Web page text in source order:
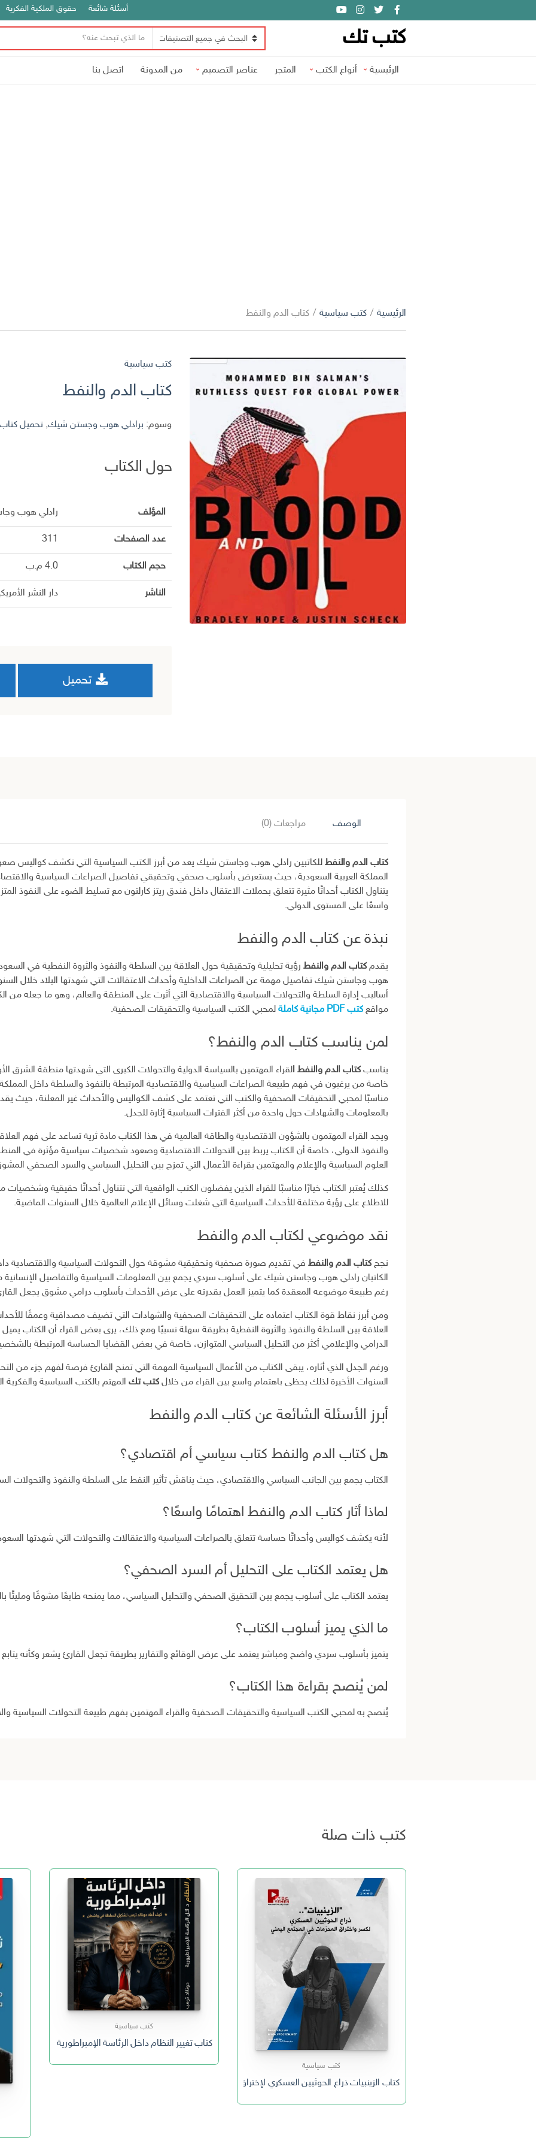
أسئلة شائعة حقوق الملكية الفكرية
كتب تك
ص
ل
الرئيسية أنواع الكتب المتجر عناصر التصميم من المدونة اتصل بنا
الرئيسية / كتب سياسية / كتاب الدم والنفط
كتب سياسية
كتاب الدم والنفط
وسوم: برادلي هوب وجستن شيك, تحميل
حول الكتاب
المؤلف رادلي هوب
عدد الصفحات 311
حجم الكتاب 4.0 م.ب
الناشر دار النشر
تحميل
الوصف مراجعات (0)
كتاب الدم والنفط للكاتبين رادلي هوب وجاستن شيك يعد من أبرز الكتب السياسية التي تكشف كواليس
المملكة العربية السعودية، حيث يستعرض بأسلوب صحفي وتحقيقي تفاصيل الصراعات السياسية
يتناول الكتاب أحداثًا مثيرة تتعلق بحملات الاعتقال داخل فندق ريتز كارلتون مع تسليط الضوء على النفوذ
واسعًا على المستوى الدولي.
نبذة عن كتاب الدم والنفط
يقدم كتاب الدم والنفط رؤية تحليلية وتحقيقية حول العلاقة بين السلطة والنفوذ والثروة النفطية في
هوب وجاستن شيك تفاصيل مهمة عن الصراعات الداخلية وأحداث الاعتقالات التي شهدتها البلاد خلال
أساليب إدارة السلطة والتحولات السياسية والاقتصادية التي أثرت على المنطقة والعالم، وهو ما جعله من
مواقع كتب PDF مجانية كاملة لمحبي الكتب السياسية والتحقيقات الصحفية.
لمن يناسب كتاب الدم والنفط؟
يناسب كتاب الدم والنفط القراء المهتمين بالسياسة الدولية والتحولات الكبرى التي شهدتها منطقة الشرق
خاصة من يرغبون في فهم طبيعة الصراعات السياسية والاقتصادية المرتبطة بالنفوذ والسلطة داخل المملكة
مناسبًا لمحبي التحقيقات الصحفية والكتب التي تعتمد على كشف الكواليس والأحداث غير المعلنة، حيث
بالمعلومات والشهادات حول واحدة من أكثر الفترات السياسية إثارة للجدل.
ويجد القراء المهتمون بالشؤون الاقتصادية والطاقة العالمية في هذا الكتاب مادة ثرية تساعد على فهم
والنفوذ الدولي، خاصة أن الكتاب يربط بين التحولات الاقتصادية وصعود شخصيات سياسية مؤثرة في
العلوم السياسية والإعلام والمهتمين بقراءة الأعمال التي تمزج بين التحليل السياسي والسرد الصحفي
كذلك يُعتبر الكتاب خيارًا مناسبًا للقراء الذين يفضلون الكتب الواقعية التي تتناول أحداثًا حقيقية
للاطلاع على رؤية مختلفة للأحداث السياسية التي شغلت وسائل الإعلام العالمية خلال السنوات الماضية.
نقد موضوعي لكتاب الدم والنفط
نجح كتاب الدم والنفط في تقديم صورة صحفية وتحقيقية مشوقة حول التحولات السياسية والاقتصادية
الكاتبان رادلي هوب وجاستن شيك على أسلوب سردي يجمع بين المعلومات السياسية والتفاصيل الإنسانية
رغم طبيعة موضوعه المعقدة كما يتميز العمل بقدرته على عرض الأحداث بأسلوب درامي مشوق يجعل القارئ
ومن أبرز نقاط قوة الكتاب اعتماده على التحقيقات الصحفية والشهادات التي تضيف مصداقية وعمقًا
العلاقة بين السلطة والنفوذ والثروة النفطية بطريقة سهلة نسبيًا ومع ذلك، يرى بعض القراء أن الكتاب يميل
الدرامي والإعلامي أكثر من التحليل السياسي المتوازن، خاصة في بعض القضايا الحساسة المرتبطة
ورغم الجدل الذي أثاره، يبقى الكتاب من الأعمال السياسية المهمة التي تمنح القارئ فرصة لفهم جزء من
السنوات الأخيرة لذلك يحظى باهتمام واسع بين القراء من خلال كتب تك المهتم بالكتب السياسية والفكرية
أبرز الأسئلة الشائعة عن كتاب الدم والنفط
هل كتاب الدم والنفط كتاب سياسي أم اقتصادي؟
الكتاب يجمع بين الجانب السياسي والاقتصادي، حيث يناقش تأثير النفط على السلطة والنفوذ والتحولات
لماذا أثار كتاب الدم والنفط اهتمامًا واسعًا؟
لأنه يكشف كواليس وأحداثًا حساسة تتعلق بالصراعات السياسية والاعتقالات والتحولات التي شهدتها
هل يعتمد الكتاب على التحليل أم السرد الصحفي؟
يعتمد الكتاب على أسلوب يجمع بين التحقيق الصحفي والتحليل السياسي، مما يمنحه طابعًا مشوقًا ومليئًا
ما الذي يميز أسلوب الكتاب؟
يتميز بأسلوب سردي واضح ومباشر يعتمد على عرض الوقائع والتقارير بطريقة تجعل القارئ يشعر وكأنه
لمن يُنصح بقراءة هذا الكتاب؟
يُنصح به لمحبي الكتب السياسية والتحقيقات الصحفية والقراء المهتمين بفهم طبيعة التحولات السياسية
كتب ذات صلة
كتب سياسية
كتاب الزينبيات ذراع الحوثيين العسكري لإختراق المجتمع اليمني
كتب سياسية
كتاب تغيير النظام داخل الرئاسة الإمبراطورية لدونالد ترمب